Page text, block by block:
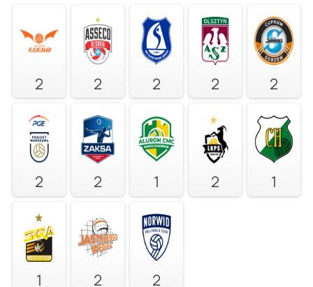
2 2 2 2 2
2 2 1 2 1
1 2 2